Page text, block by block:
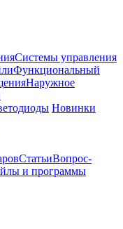
Системы управления
Функциональный
Наружное
Новинки
СтатьиВопрос-
и программы